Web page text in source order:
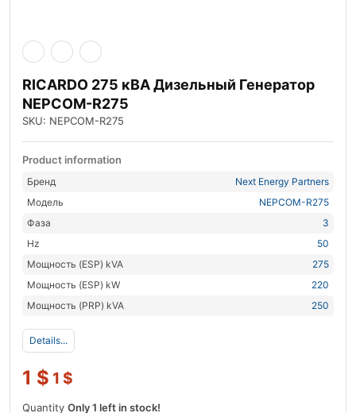
RICARDO 275 кВА Дизельный Генератор
NEPCOM-R275
SKU: NEPCOM-R275
Product information
Бренд
Next Energy Partners
Модель
NEPCOM-R275
Фаза
3
Hz
50
Мощность (ESP) kVA
275
Мощность (ESP) kW
220
Мощность (PRP) kVA
250
Details...
1 $ 1 $
Quantity Only 1 left in stock!